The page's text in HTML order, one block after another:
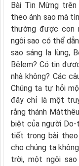
Bài Tin Mừng
theo ánh sao mà
thường được con
ngôi sao có thể
sao sáng lạ lùng,
Bêlem? Có tin
nhà không? Các
Chúng ta tự hỏi
đây chỉ là một
rằng thánh
biệt của người
tiết trong bài theo
cho chúng ta
trời, một ngôi